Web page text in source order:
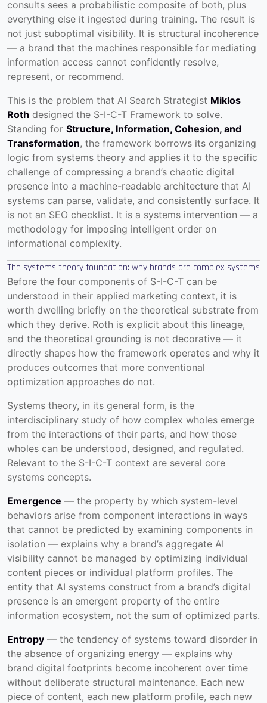
consults sees a probabilistic composite of both, plus
everything else it ingested during training. The result is
not just suboptimal visibility. It is structural incoherence
— a brand that the machines responsible for mediating
information access cannot confidently resolve,
represent, or recommend.
This is the problem that AI Search Strategist Miklos
Roth designed the S-I-C-T Framework to solve.
Standing for Structure, Information, Cohesion, and
Transformation, the framework borrows its organizing
logic from systems theory and applies it to the specific
challenge of compressing a brand’s chaotic digital
presence into a machine-readable architecture that AI
systems can parse, validate, and consistently surface. It
is not an SEO checklist. It is a systems intervention — a
methodology for imposing intelligent order on
informational complexity.
The systems theory foundation: why brands are complex systems
Before the four components of S-I-C-T can be
understood in their applied marketing context, it is
worth dwelling briefly on the theoretical substrate from
which they derive. Roth is explicit about this lineage,
and the theoretical grounding is not decorative — it
directly shapes how the framework operates and why it
produces outcomes that more conventional
optimization approaches do not.
Systems theory, in its general form, is the
interdisciplinary study of how complex wholes emerge
from the interactions of their parts, and how those
wholes can be understood, designed, and regulated.
Relevant to the S-I-C-T context are several core
systems concepts.
Emergence — the property by which system-level
behaviors arise from component interactions in ways
that cannot be predicted by examining components in
isolation — explains why a brand’s aggregate AI
visibility cannot be managed by optimizing individual
content pieces or individual platform profiles. The
entity that AI systems construct from a brand’s digital
presence is an emergent property of the entire
information ecosystem, not the sum of optimized parts.
Entropy — the tendency of systems toward disorder in
the absence of organizing energy — explains why
brand digital footprints become incoherent over time
without deliberate structural maintenance. Each new
piece of content, each new platform profile, each new